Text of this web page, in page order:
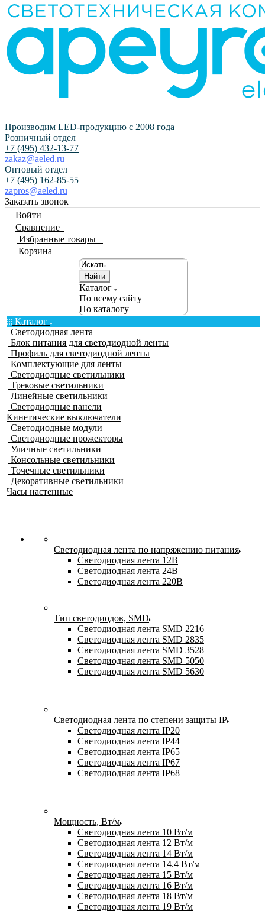
Производим LED-продукцию с 2008 года
Розничный отдел
+7 (495) 432-13-77
zakaz@aeled.ru
Оптовый отдел
+7 (495) 162-85-55
zapros@aeled.ru
Заказать звонок
Войти
Сравнение
Избранные товары
Корзина
Найти
Каталог
По всему сайту
По каталогу
Каталог
Светодиодная лента
Блок питания для светодиодной ленты
Профиль для светодиодной ленты
Комплектующие для ленты
Светодиодные светильники
Трековые светильники
Линейные светильники
Светодиодные панели
Кинетические выключатели
Светодиодные модули
Светодиодные прожекторы
Уличные светильники
Консольные светильники
Точечные светильники
Декоративные светильники
Часы настенные
Светодиодная лента по напряжению питания
Светодиодная лента 12В
Светодиодная лента 24В
Светодиодная лента 220В
Тип светодиодов, SMD
Cветодиодная лента SMD 2216
Светодиодная лента SMD 2835
Светодиодная лента SMD 3528
Светодиодная лента SMD 5050
Светодиодная лента SMD 5630
Светодиодная лента по степени защиты IP
Светодиодная лента IP20
Светодиодная лента IP44
Светодиодная лента IP65
Светодиодная лента IP67
Светодиодная лента IP68
Мощность, Вт/м
Светодиодная лента 10 Вт/м
Светодиодная лента 12 Вт/м
Светодиодная лента 14 Вт/м
Светодиодная лента 14.4 Вт/м
Светодиодная лента 15 Вт/м
Светодиодная лента 16 Вт/м
Светодиодная лента 18 Вт/м
Светодиодная лента 19 Вт/м